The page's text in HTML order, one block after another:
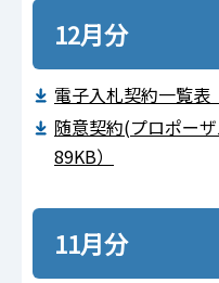
12月分
電⼦⼊札契約⼀覧表
随意契約(プロポー
89KB）
11月分